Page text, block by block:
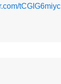
tCGIG6miyc